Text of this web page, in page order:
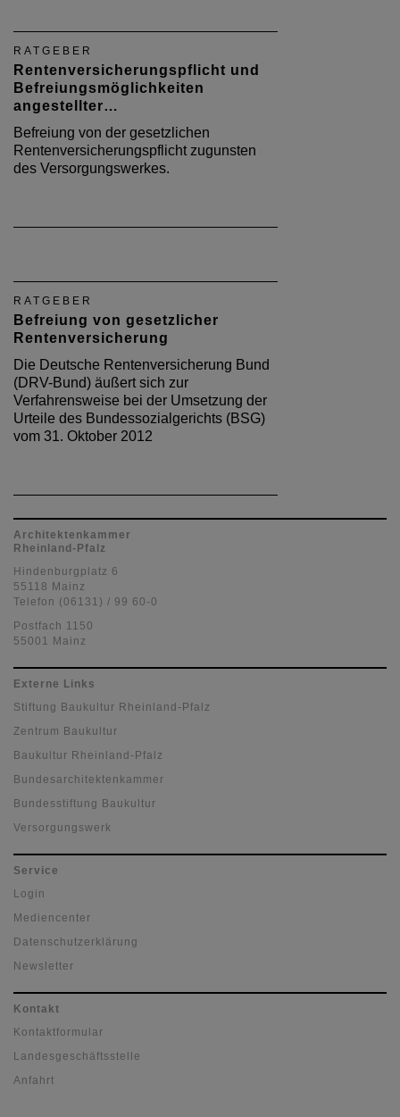
RATGEBER
Rentenversicherungspflicht und
Befreiungsmöglichkeiten
angestellter…
Befreiung von der gesetzlichen
Rentenversicherungspflicht zugunsten
des Versorgungswerkes.
RATGEBER
Befreiung von gesetzlicher
Rentenversicherung
Die Deutsche Rentenversicherung Bund
(DRV-Bund) äußert sich zur
Verfahrensweise bei der Umsetzung der
Urteile des Bundessozialgerichts (BSG)
vom 31. Oktober 2012
Architektenkammer
Rheinland-Pfalz
Hindenburgplatz 6
55118 Mainz
Telefon (06131) / 99 60-0
Postfach 1150
55001 Mainz
Externe Links
Stiftung Baukultur Rheinland-Pfalz
Zentrum Baukultur
Baukultur Rheinland-Pfalz
Bundesarchitektenkammer
Bundesstiftung Baukultur
Versorgungswerk
Service
Login
Mediencenter
Datenschutzerklärung
Newsletter
Kontakt
Kontaktformular
Landesgeschäftsstelle
Anfahrt